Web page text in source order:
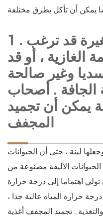
1 . بعض الحيوانات الصغيرة قد ترغب
الغازية ، أو قد
وغير صالحة
الجافة . أصحاب
يمكن أن تجميد
المجفف
لينة ، حتى أن الحيوانات
الأليفة مصنوعة من
تولي اهتماما إلى درجة حرارة
درجة حرارة المياه عالية جدا ،
. تجميد المجفف أغذية